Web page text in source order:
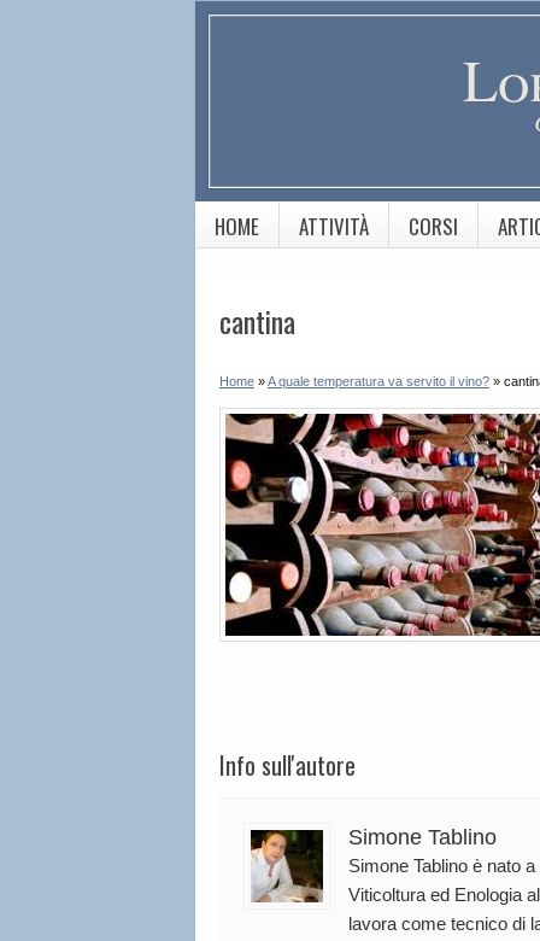
HOME ATTIVITÀ CORSI
cantina
Home »A quale temperatura va servito il vino? »
Info sull'autore
Simone Tablino
Simone Tablino è nato
Viticoltura ed Enologia
lavora come tecnico di